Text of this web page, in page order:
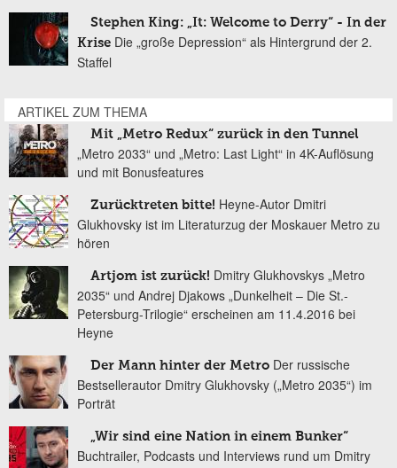
Stephen King: „It: Welcome to Derry“ - In der
Krise Die „große Depression“ als Hintergrund der 2.
Staffel
ARTIKEL ZUM THEMA
Mit „Metro Redux“ zurück in den Tunnel
„Metro 2033“ und „Metro: Last Light“ in 4K-Auflösung
und mit Bonusfeatures
Zurücktreten bitte! Heyne-Autor Dmitri
Glukhovsky ist im Literaturzug der Moskauer Metro zu
hören
Artjom ist zurück! Dmitry Glukhovskys „Metro
2035“ und Andrej Djakows „Dunkelheit – Die St.-
Petersburg-Trilogie“ erscheinen am 11.4.2016 bei
Heyne
Der Mann hinter der Metro Der russische
Bestsellerautor Dmitry Glukhovsky („Metro 2035“) im
Porträt
„Wir sind eine Nation in einem Bunker“
Buchtrailer, Podcasts und Interviews rund um Dmitry